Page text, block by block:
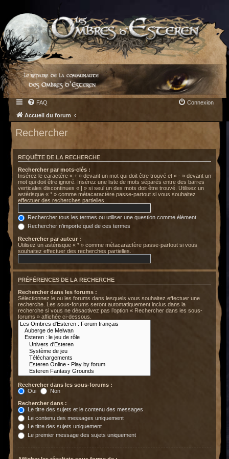
FAQ Connexion
Accueil du forum
Rechercher
REQUÊTE DE LA RECHERCHE
Rechercher par mots-clés :
Insérez le caractère « + » devant un mot qui doit être trouvé et « - » devant un
mot qui doit être ignoré. Insérez une liste de mots séparés entre des barres
verticales discontinues « | » si seul un des mots doit être trouvé. Utilisez un
astérisque « * » comme métacaractère passe-partout si vous souhaitez
effectuer des recherches partielles.
Rechercher tous les termes ou utiliser une question comme élément
Rechercher n’importe quel de ces termes
Rechercher par auteur :
Utilisez un astérisque « * » comme métacaractère passe-partout si vous
souhaitez effectuer des recherches partielles.
PRÉFÉRENCES DE LA RECHERCHE
Rechercher dans les forums :
Sélectionnez le ou les forums dans lesquels vous souhaitez effectuer une
recherche. Les sous-forums seront automatiquement inclus dans la
recherche si vous ne désactivez pas l’option « Rechercher dans les sous-
forums » affichée ci-dessous.
Rechercher dans les sous-forums :
Oui
Non
Rechercher dans :
Le titre des sujets et le contenu des messages
Le contenu des messages uniquement
Le titre des sujets uniquement
Le premier message des sujets uniquement